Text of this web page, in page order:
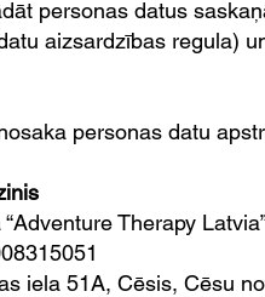
personas datus
aizsardzības regula)
personas datu
Therapy
iela 51A, Cēsis, Cēsu